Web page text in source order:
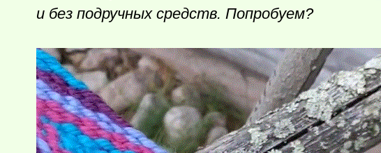
и без подручных средств. Попробуем?